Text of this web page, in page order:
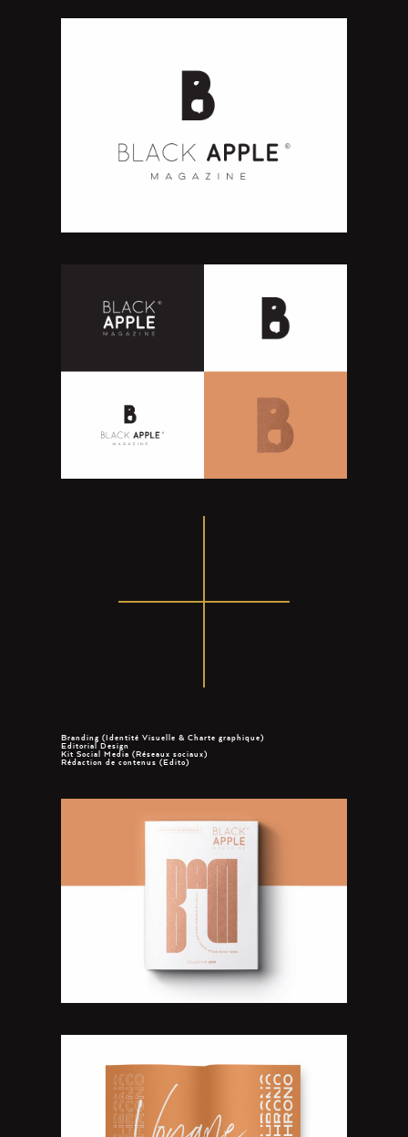
Branding (Identité Visuelle & Charte graphique)
Editorial Design
Kit Social Media (Réseaux sociaux)
Rédaction de contenus (Edito)